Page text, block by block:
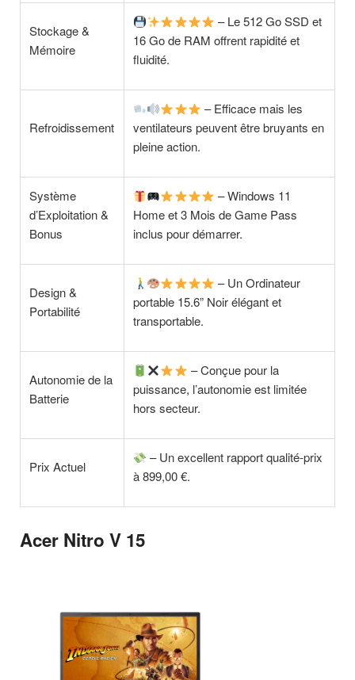
Stockage &
Mémoire
– Le 512 Go SSD et
16 Go de RAM offrent rapidité et
fluidité.
Refroidissement
– Efficace mais les
ventilateurs peuvent être bruyants en
pleine action.
Système
d’Exploitation &
Bonus
– Windows 11
Home et 3 Mois de Game Pass
inclus pour démarrer.
Design &
Portabilité
– Un Ordinateur
portable 15.6” Noir élégant et
transportable.
Autonomie de la
Batterie
– Conçue pour la
puissance, l’autonomie est limitée
hors secteur.
Prix Actuel
– Un excellent rapport qualité-prix
à 899,00 €.
Acer Nitro V 15